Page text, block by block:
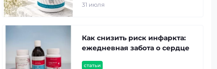
31 июля
статьи
Как снизить риск инфаркта:
ежедневная забота о сердце